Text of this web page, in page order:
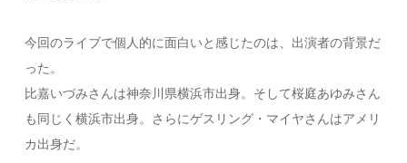
今回のライブで個人的に面白いと感じたのは、出演者の背景だ
った。
比嘉いづみさんは神奈川県横浜市出身。そして桜庭あゆみさん
も同じく横浜市出身。さらにゲスリング・マイヤさんはアメリ
カ出身だ。